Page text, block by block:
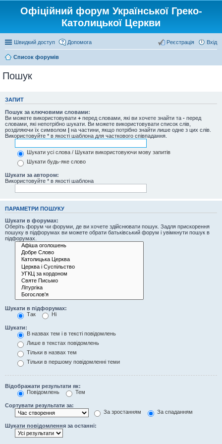
Офіційний форум Української Греко-
Католицької Церкви
Швидкий доступ Допомога Вхід
Реєстрація
Список форумів
Пошук
ЗАПИТ
Пошук за ключовими словами:
Ви можете використовувати + перед словами, які ви хочете знайти та - перед
словами, які непотрібно шукати. Ви можете використовувати список слів,
розділяючи їх символом | на частини, якщо потрібно знайти лише одне з цих слів.
Використовуйте * в якості шаблона для часткового співпадання.
Шукати усі слова / Шукати використовуючи мову запитів
Шукати будь-яке слово
Шукати за автором:
Використовуйте * в якості шаблона
ПАРАМЕТРИ ПОШУКУ
Шукати в форумах:
Оберіть форум чи форуми, де ви хочете здійснювати пошук. Задля прискорення
пошуку в підфорумах ви можете обрати батьківський форум і увімкнути пошук в
підфорумах.
Шукати в підфорумах:
Так
Ні
Шукати:
В назвах тем і в тексті повідомлень
Лише в текстах повідомлень
Тільки в назвах тем
Тільки в першому повідомленні теми
Відображати результати як:
Повідомлень
Тем
Сортувати результати за:
За зростанням
За спаданням
Шукати повідомлення за останні: